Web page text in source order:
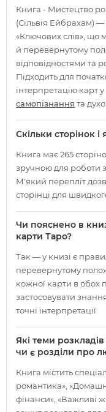
Книга - Мистецтво
(Сільвія Ейбрахам)
«Ключових слів», що
й перевернутому
відповідностями та
Підходить для
інтерпретацію карт
самопізнання та
Скільки сторінок
Книга має 265
зручною для роботи
М'який перепліт
сторінці для
Чи пояснено в
карти Таро?
Так — у книзі є
перевернутому
кожної карти в обох
застосовувати
точні інтерпретації.
Які теми
чи є розділи про
Книга містить
романтика»,
фінанси», «Важливі